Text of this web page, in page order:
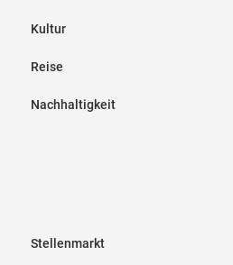
Kultur
Reise
Nachhaltigkeit
Stellenmarkt